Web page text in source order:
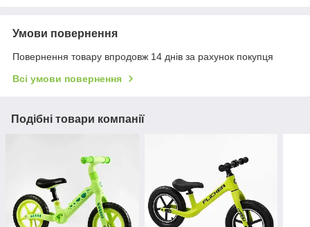
Умови повернення
Повернення товару впродовж 14 днів за рахунок покупця
Всі умови повернення
Подібні товари компанії